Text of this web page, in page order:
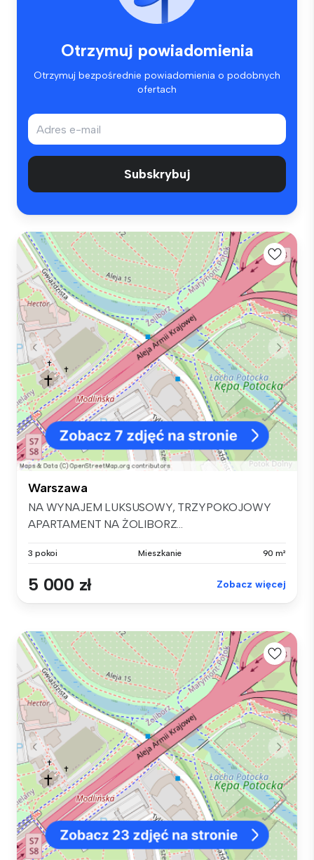
Otrzymuj powiadomienia
Otrzymuj bezpośrednie powiadomienia o podobnych
ofertach
Subskrybuj
Warszawa
NA WYNAJEM LUKSUSOWY, TRZYPOKOJOWY
APARTAMENT NA ŻOLIBORZ...
3 pokoi Mieszkanie 90 m²
5 000 zł Zobacz więcej